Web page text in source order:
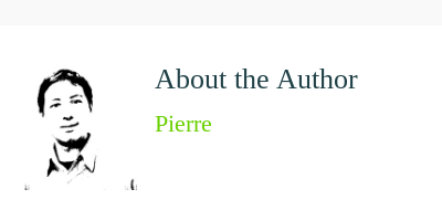
About the Author
Pierre